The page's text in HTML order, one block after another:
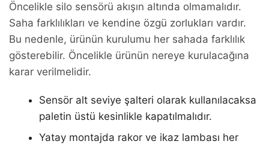
Öncelikle silo sensörü akışın altında olmamalıdır.
Saha farklılıkları ve kendine özgü zorlukları vardır.
Bu nedenle, ürünün kurulumu her sahada farklılık
gösterebilir. Öncelikle ürünün nereye kurulacağına
karar verilmelidir.
Sensör alt seviye şalteri olarak kullanılacaksa
paletin üstü kesinlikle kapatılmalıdır.
Yatay montajda rakor ve ikaz lambası her